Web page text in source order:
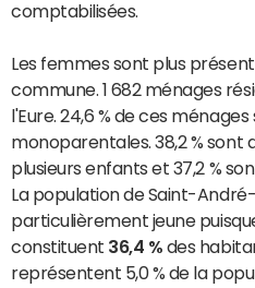
comptabilisées.
Les femmes sont plus
commune. 1 682 ménages
l'Eure. 24,6 % de ces
monoparentales. 38,2 % sont
plusieurs enfants et 37,2 %
La population de Saint-
particulièrement jeune
constituent 36,4 % des
représentent 5,0 % de la